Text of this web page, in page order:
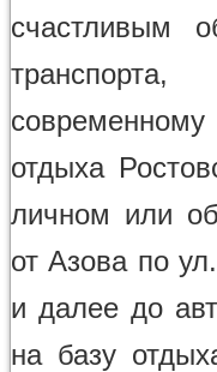
счастливым
отдыха
личном или
от Азова по
и далее до
на базу